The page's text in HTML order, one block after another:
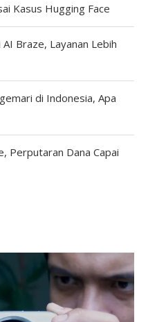
Kasus Hugging Face
Braze, Layanan Lebih
di Indonesia, Apa
Perputaran Dana Capai